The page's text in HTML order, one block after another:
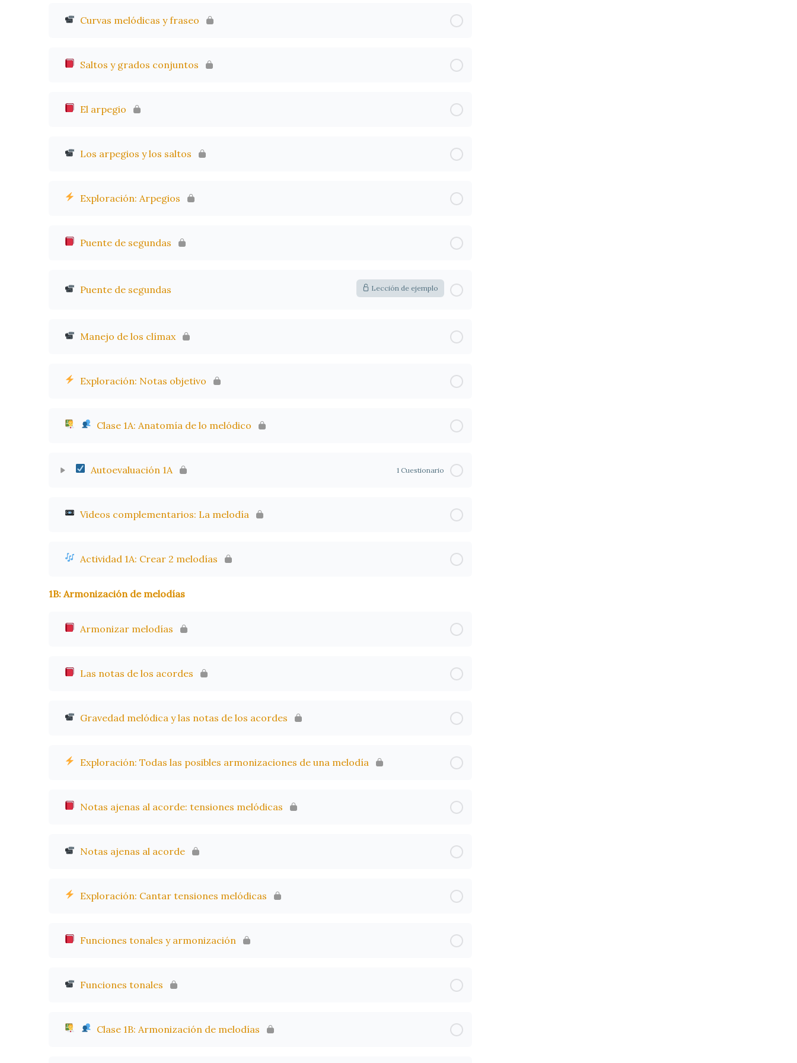
Curvas melódicas y fraseo
Saltos y grados conjuntos
El arpegio
Los arpegios y los saltos
Exploración: Arpegios
Puente de segundas
Puente de segundas Lección de ejemplo
Manejo de los clímax
Exploración: Notas objetivo
Clase 1A: Anatomía de lo melódico
Autoevaluación 1A 1 Cuestionario
Videos complementarios: La melodía
Actividad 1A: Crear 2 melodías
1B: Armonización de melodías
Armonizar melodías
Las notas de los acordes
Gravedad melódica y las notas de los acordes
Exploración: Todas las posibles armonizaciones de una melodía
Notas ajenas al acorde: tensiones melódicas
Notas ajenas al acorde
Exploración: Cantar tensiones melódicas
Funciones tonales y armonización
Funciones tonales
Clase 1B: Armonización de melodías